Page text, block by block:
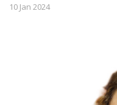
10 Jan 2024